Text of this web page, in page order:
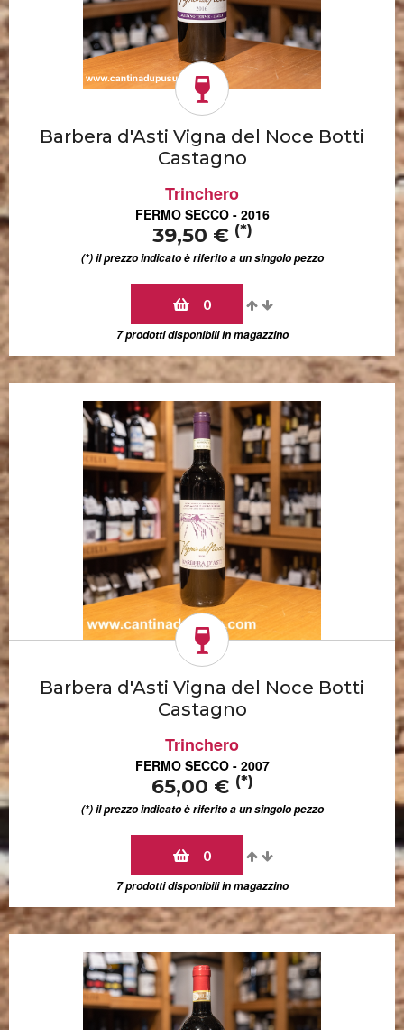
Barbera d'Asti Vigna del Noce Botti
Castagno
Trinchero
FERMO SECCO - 2016
39,50 € (*)
(*) il prezzo indicato è riferito a un singolo pezzo
0
7 prodotti disponibili in magazzino
Barbera d'Asti Vigna del Noce Botti
Castagno
Trinchero
FERMO SECCO - 2007
65,00 € (*)
(*) il prezzo indicato è riferito a un singolo pezzo
0
7 prodotti disponibili in magazzino